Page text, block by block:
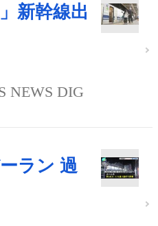
新幹線出
NEWS DIG
ラン 過